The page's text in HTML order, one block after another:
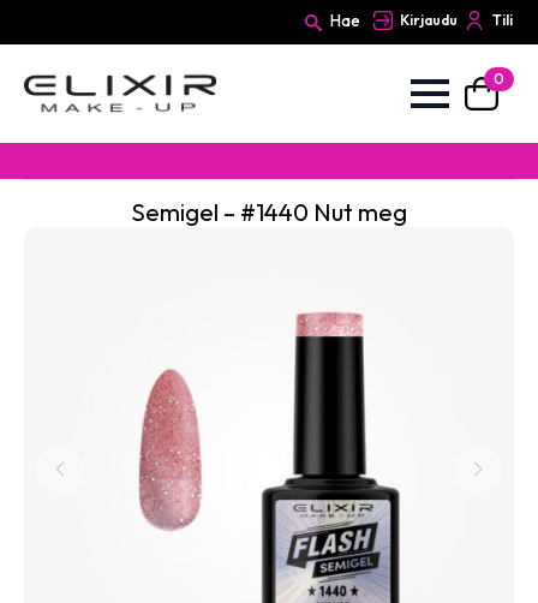
Hae Kirjaudu Tili
0
Semigel – #1440 Nut meg